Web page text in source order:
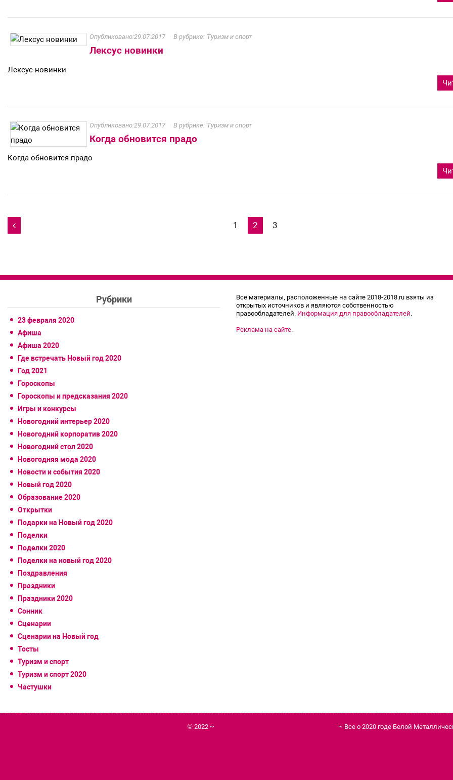
29.07.2017 Туризм и спорт
Лексус новинки
Лексус новинки
29.07.2017 Туризм и спорт
Когда обновится прадо
Когда обновится прадо
Навигация
 1 2 3
Рубрики
23 февраля 2020
Афиша
Афиша 2020
Где встречать Новый год 2020
Год 2021
Гороскопы
Гороскопы и предсказания 2020
Игры и конкурсы
Новогодний интерьер 2020
Новогодний корпоратив 2020
Новогодний стол 2020
Новогодняя мода 2020
Новости и события 2020
Новый год 2020
Образование 2020
Открытки
Подарки на Новый год 2020
Поделки
Поделки 2020
Поделки на новый год 2020
Поздравления
Праздники
Праздники 2020
Сонник
Сценарии
Сценарии на Новый год
Тосты
Туризм и спорт
Туризм и спорт 2020
Частушки
Все материалы, расположенные на сайте 2018-2018.ru взяты из
открытых источников и являются собственностью
правообладателей. Информация для правообладателей
Реклама на сайте.
© 2022 ~ ~ Все о 2020 годе Белой